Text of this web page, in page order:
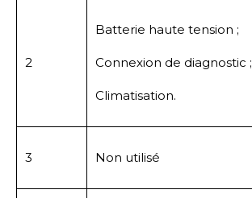
2
Batterie haute tension ;
Connexion de diagnostic ;
Climatisation.
3 Non utilisé